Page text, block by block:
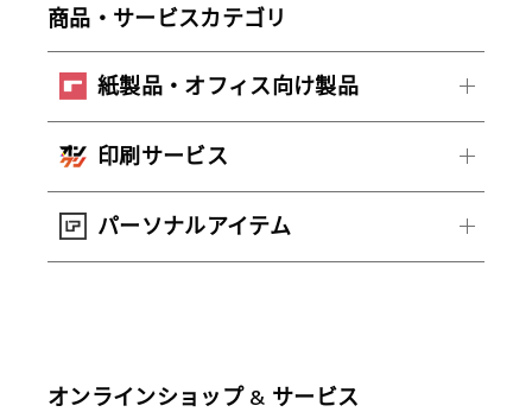
商品・サービスカテゴリ
紙製品・オフィス向け製品
印刷サービス
パーソナルアイテム
オンラインショップ & サービス